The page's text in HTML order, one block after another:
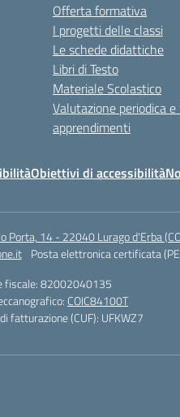
Offerta formativa
I progetti delle classi
Le schede didattiche
Libri di Testo
Materiale Scolastico
Valutazione periodica
apprendimenti
Obiettivi di accessibilità
Porta, 14 - 22040 Lurago d'Erba
Posta elettronica certificata
fiscale: 82002040135
COIC84100T
fatturazione (CUF): UFKWZ7